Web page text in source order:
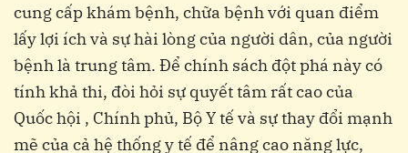
cung cấp khám bệnh, chữa bệnh với quan điểm
lấy lợi ích và sự hài lòng của người dân, của người
bệnh là trung tâm. Để chính sách đột phá này có
tính khả thi, đòi hỏi sự quyết tâm rất cao của
Quốc hội , Chính phủ, Bộ Y tế và sự thay đổi mạnh
mẽ của cả hệ thống y tế để nâng cao năng lực,